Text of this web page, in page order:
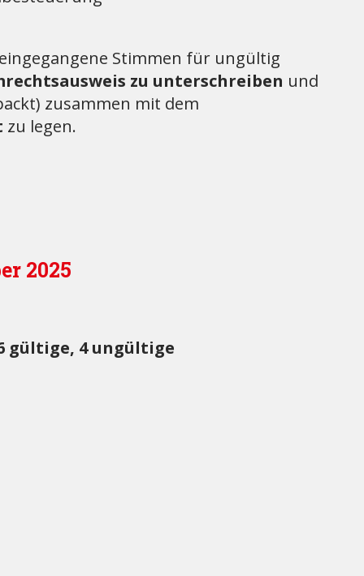
Stimmen für ungültig
zu unterschreiben und
zusammen mit dem
zu legen.
2025
gültige, 4 ungültige